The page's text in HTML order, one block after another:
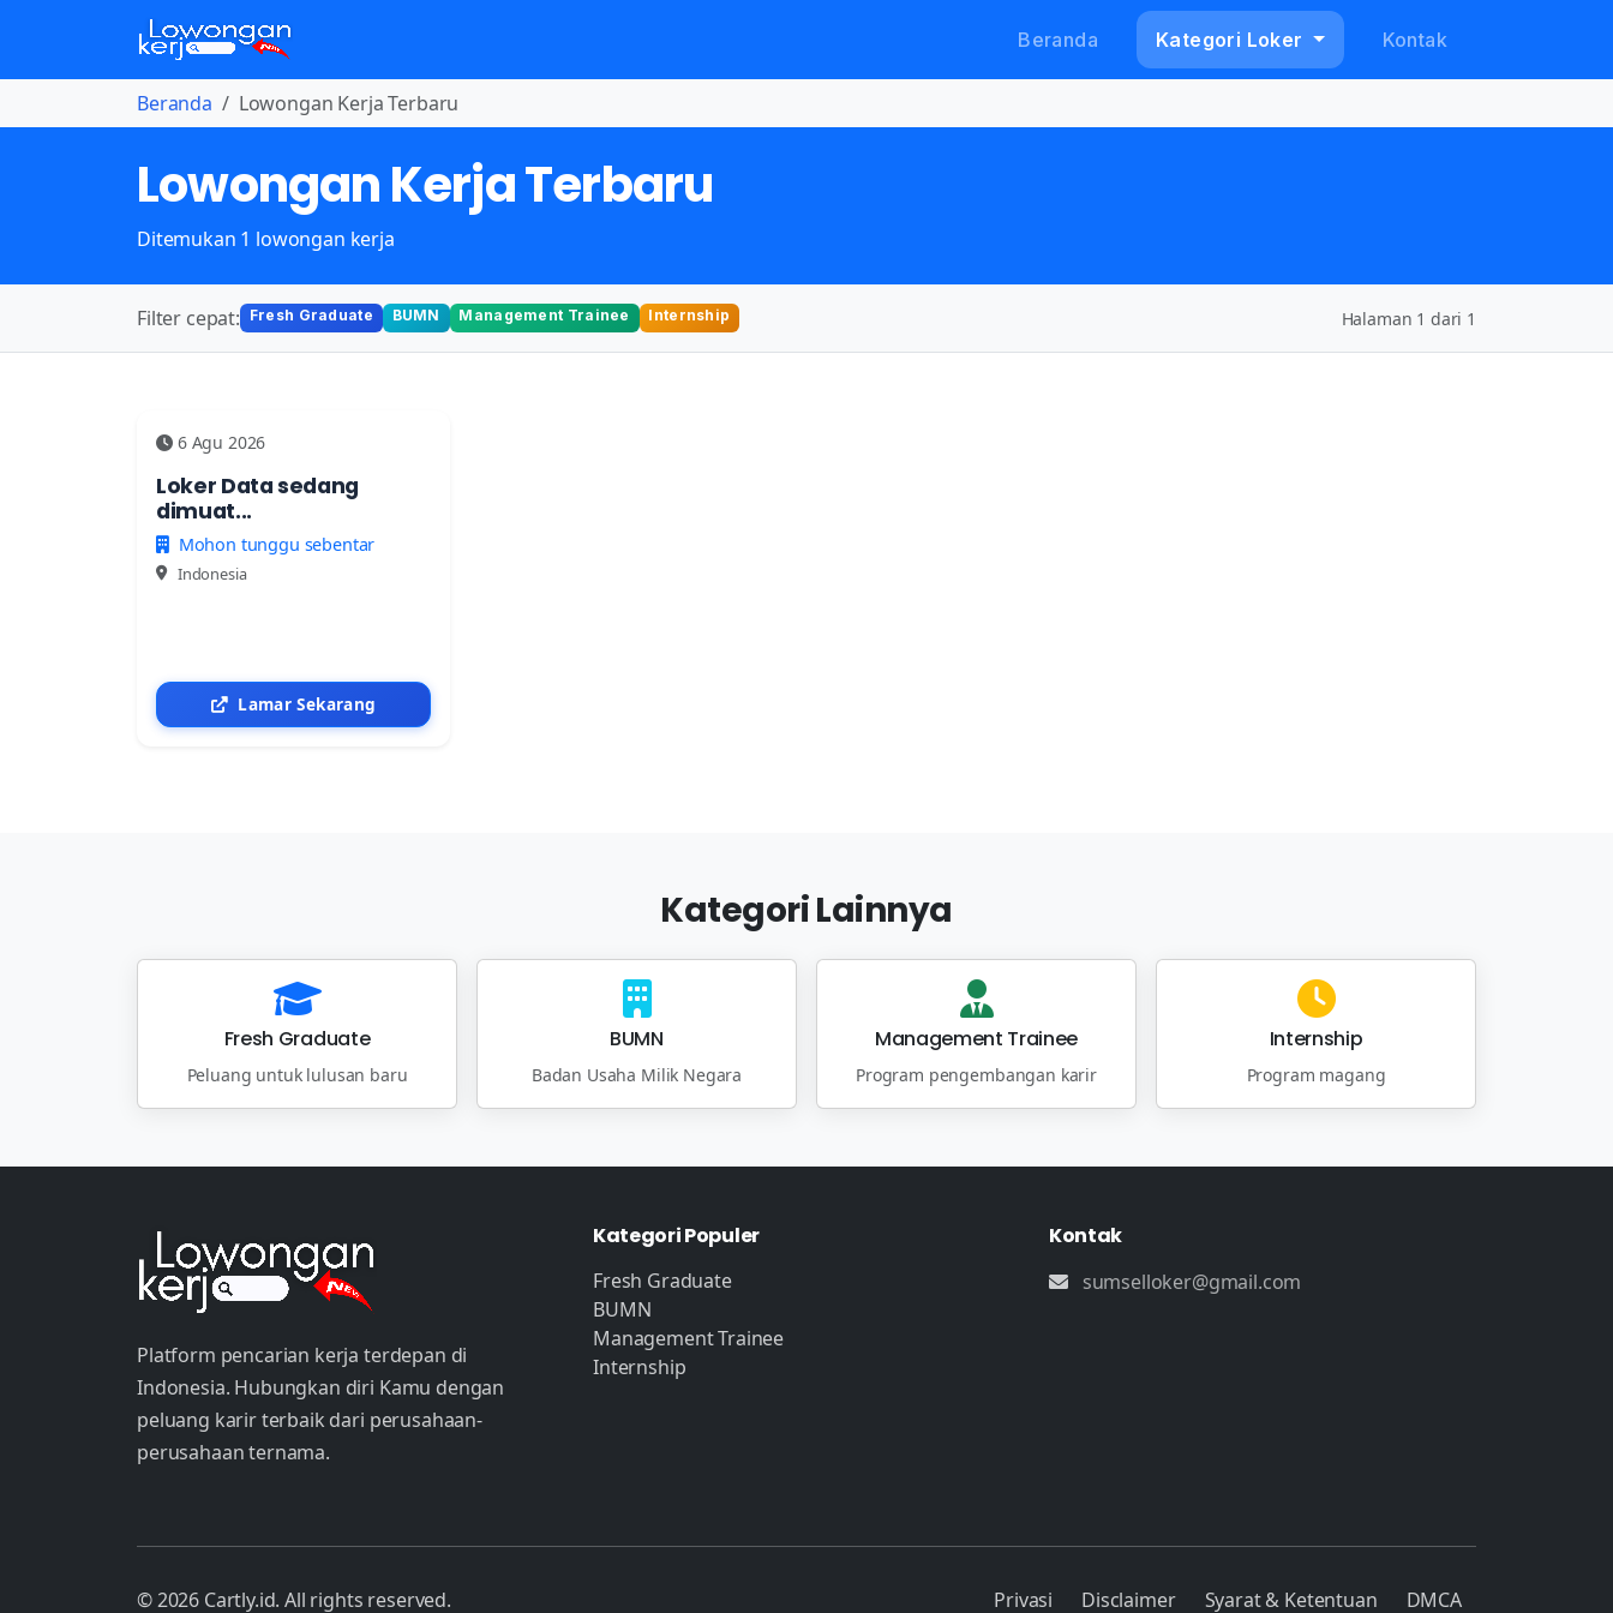
Beranda Kategori Loker Kontak
Beranda Lowongan Kerja Terbaru
Lowongan Kerja Terbaru
Ditemukan 1 lowongan kerja
Filter cepat: Fresh Graduate BUMN Management Trainee Internship Halaman 1 dari 1
6 Agu 2026
Loker Data sedang
dimuat...
Mohon tunggu sebentar
Indonesia
Lamar Sekarang
Kategori Lainnya
Fresh Graduate
Peluang untuk lulusan baru
BUMN
Badan Usaha Milik Negara
Management Trainee
Program pengembangan karir
Internship
Program magang
Platform pencarian kerja terdepan di
Indonesia. Hubungkan diri Kamu dengan
peluang karir terbaik dari perusahaan-
perusahaan ternama.
Kategori Populer
Fresh Graduate
BUMN
Management Trainee
Internship
Kontak
sumselloker@gmail.com
© 2026 Cartly.id. All rights reserved. Privasi Disclaimer Syarat & Ketentuan DMCA